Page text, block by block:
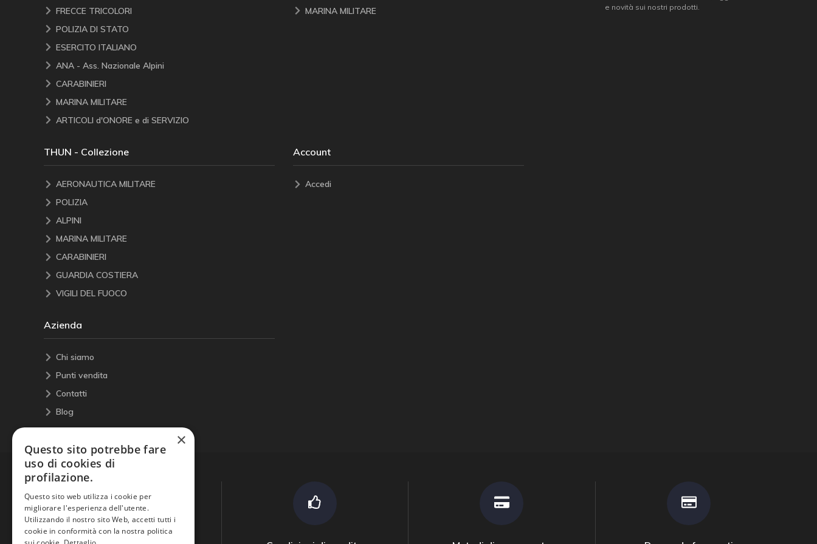
FRECCE TRICOLORI
POLIZIA DI STATO
ESERCITO ITALIANO
ANA - Ass. Nazionale Alpini
CARABINIERI
MARINA MILITARE
ARTICOLI d'ONORE e di SERVIZIO
MARINA MILITARE
THUN - Collezione
AERONAUTICA MILITARE
POLIZIA
ALPINI
MARINA MILITARE
CARABINIERI
GUARDIA COSTIERA
VIGILI DEL FUOCO
Account
Accedi
Azienda
Chi siamo
Punti vendita
Contatti
Blog
e novità sui nostri prodotti.
×
Questo sito potrebbe fare
uso di cookies di
profilazione.
Questo sito web utilizza i cookie per
migliorare l'esperienza dell'utente.
Utilizzando il nostro sito Web, accetti tutti i
cookie in conformità con la nostra politica